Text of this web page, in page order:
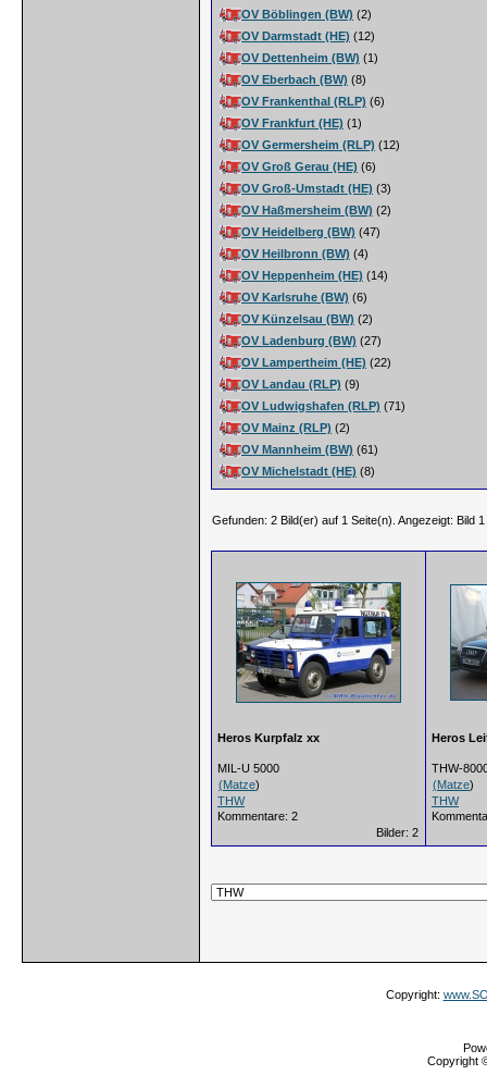
OV Böblingen (BW) (2)
OV Darmstadt (HE) (12)
OV Dettenheim (BW) (1)
OV Eberbach (BW) (8)
OV Frankenthal (RLP) (6)
OV Frankfurt (HE) (1)
OV Germersheim (RLP) (12)
OV Groß Gerau (HE) (6)
OV Groß-Umstadt (HE) (3)
OV Haßmersheim (BW) (2)
OV Heidelberg (BW) (47)
OV Heilbronn (BW) (4)
OV Heppenheim (HE) (14)
OV Karlsruhe (BW) (6)
OV Künzelsau (BW) (2)
OV Ladenburg (BW) (27)
OV Lampertheim (HE) (22)
OV Landau (RLP) (9)
OV Ludwigshafen (RLP) (71)
OV Mainz (RLP) (2)
OV Mannheim (BW) (61)
OV Michelstadt (HE) (8)
Gefunden: 2 Bild(er) auf 1 Seite(n). Angezeigt: Bild
Heros Kurpfalz xx
MIL-U 5000
(Matze)
THW
Kommentare: 2
Bilder: 2
Heros
THW-
(Matze)
THW
Copyright:
Copyright